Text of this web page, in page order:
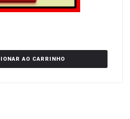
AO CARRINHO